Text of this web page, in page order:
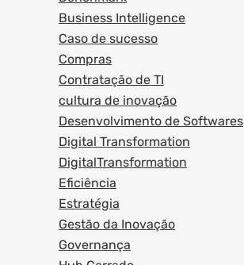
Business Intelligence
Caso de sucesso
Compras
Contratação de TI
cultura de inovação
Desenvolvimento de Softwares
Digital Transformation
DigitalTransformation
Eficiência
Estratégia
Gestão da Inovação
Governança